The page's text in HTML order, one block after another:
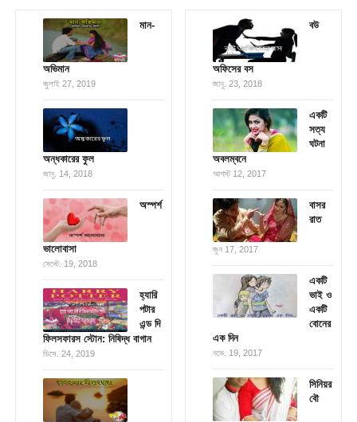
মান-
অভিমান
জুলাই 27, 2019
অন্ধকারের ফুল
জানু. 14, 2018
অস্পর্শ
ভালোবাসা
সেপ্টে. 19, 2018
হ্যারি
পটার
এন্ড দি
ফিলসফারস স্টোন: নিষিদ্ধ বাগান
ডিসে. 24, 2019
বউ
অফিসের বস
জানু. 23, 2018
একটি
সত্য
ঘটনা
অবলম্বনে
আগস্ট 12, 2017
বাসর
রাত
জুন 17, 2017
একটি
ভাই ও
একটি
বোনের
এক দিন
নভে. 19, 2017
সিনিয়র
বৌ